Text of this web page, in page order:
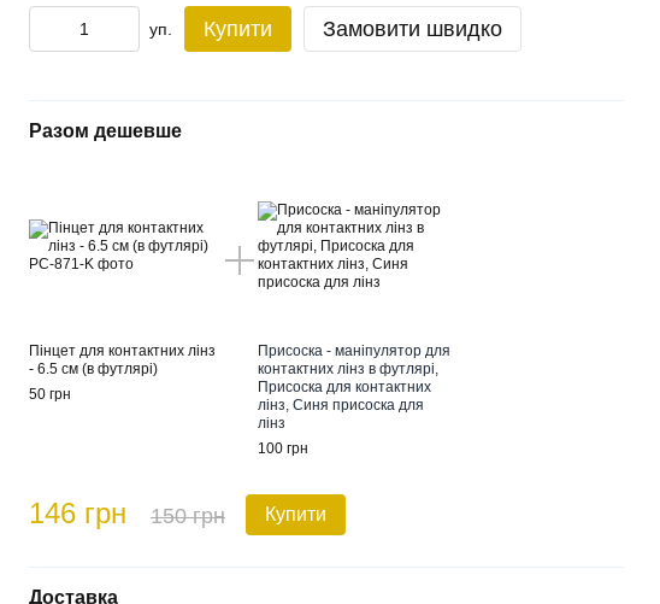
уп. Купити Замовити швидко
Разом дешевше
Пінцет для контактних лінз
- 6.5 см (в футлярі)
50 грн
Присоска - маніпулятор для
контактних лінз в футлярі,
Присоска для контактних
лінз, Синя присоска для
лінз
100 грн
146 грн 150 грн Купити
Доставка